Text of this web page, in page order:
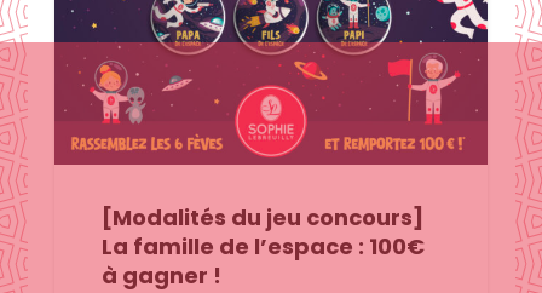
[Modalités du jeu concours]
La famille de l’espace : 100€
à gagner !